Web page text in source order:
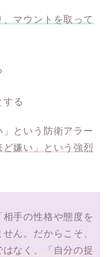
マウントを取って
する
という防衛アラー
嫌い」という強烈
手の性格や態度を
ん。だからこそ、
なく、「自分の捉